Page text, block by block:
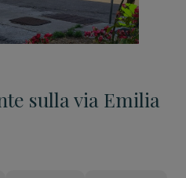
sulla via Emilia